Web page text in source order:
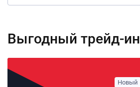
Выгодный трейд-ин